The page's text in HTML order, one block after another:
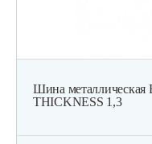
Шина
THICKNESS 1,3